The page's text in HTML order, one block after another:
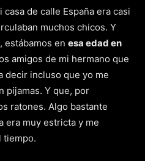
de calle España era casi
muchos chicos. Y
estábamos en esa edad en
amigos de mi hermano que
decir incluso que yo me
pijamas. Y que, por
ratones. Algo bastante
era muy estricta y me
tiempo.